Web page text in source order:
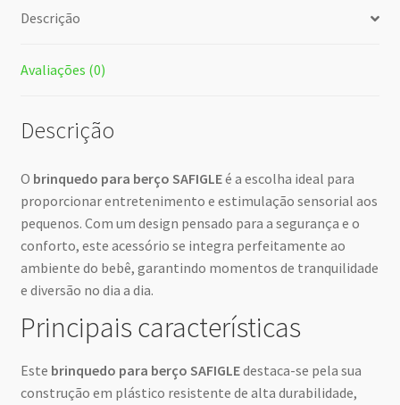
Descrição
Avaliações (0)
Descrição
O brinquedo para berço SAFIGLEé a escolha ideal para
proporcionar entretenimento e estimulação sensorial aos
pequenos. Com um design pensado para a segurança e o
conforto, este acessório se integra perfeitamente ao
ambiente do bebê, garantindo momentos de tranquilidade
e diversão no dia a dia.
Principais características
Este brinquedo para berço SAFIGLEdestaca-se pela sua
construção em plástico resistente de alta durabilidade,